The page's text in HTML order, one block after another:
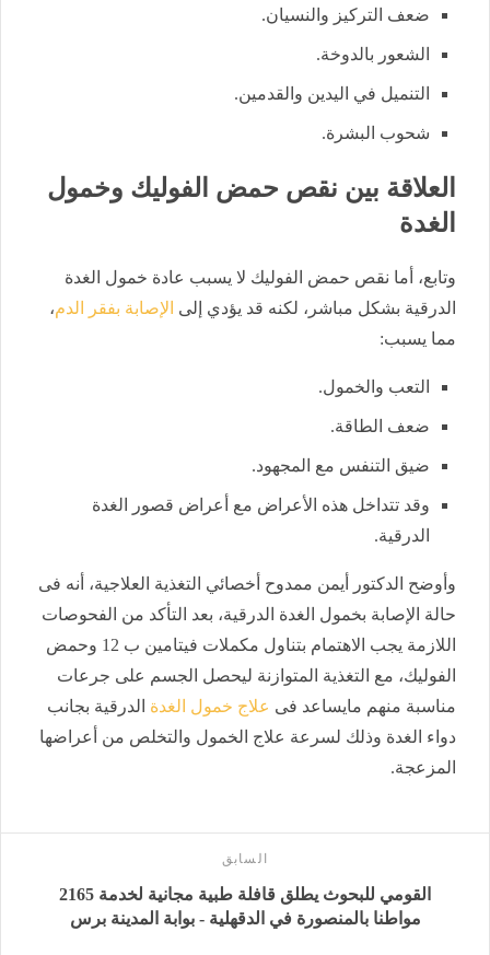
ضعف التركيز والنسيان.
الشعور بالدوخة.
التنميل في اليدين والقدمين.
شحوب البشرة.
العلاقة بين نقص حمض الفوليك وخمول
الغدة
وتابع، أما نقص حمض الفوليك لا يسبب عادة خمول الغدة
الدرقية بشكل مباشر، لكنه قد يؤدي إلى الإصابة بفقر الدم،
مما يسبب:
التعب والخمول.
ضعف الطاقة.
ضيق التنفس مع المجهود.
وقد تتداخل هذه الأعراض مع أعراض قصور الغدة
الدرقية.
وأوضح الدكتور أيمن ممدوح أخصائي التغذية العلاجية، أنه فى
حالة الإصابة بخمول الغدة الدرقية، بعد التأكد من الفحوصات
اللازمة يجب الاهتمام بتناول مكملات فيتامين ب 12 وحمض
الفوليك، مع التغذية المتوازنة ليحصل الجسم على جرعات
مناسبة منهم مايساعد فى علاج خمول الغدة الدرقية بجانب
دواء الغدة وذلك لسرعة علاج الخمول والتخلص من أعراضها
المزعجة.
السابق
القومي للبحوث يطلق قافلة طبية مجانية لخدمة 2165
مواطنا بالمنصورة في الدقهلية - بوابة المدينة برس